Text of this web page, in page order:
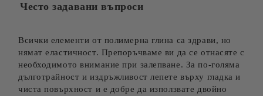
Често задавани въпроси
Всички елементи от полимерна глина са здрави, но
нямат еластичност. Препоръчваме ви да се отнасяте с
необходимото внимание при залепване. За по-голяма
дълготрайност и издръжливост лепете върху гладка и
чиста повърхност и е добре да използвате двойно